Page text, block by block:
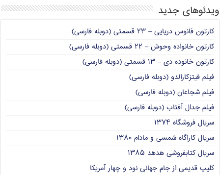
ویدئوهای جدید
کارتون فانوس دریایی – ۲۳ قسمتی (دوبله فارسی)
کارتون خانواده وحوش – ۲۲ قسمتی (دوبله فارسی)
کارتون خانوده دی – ۱۳ قسمتی (دوبله فارسی)
فیلم فیتزکارالدو (دوبله فارسی)
فیلم شجاعان (دوبله فارسی)
فیلم جدال آفتاب (دوبله فارسی)
سریال فروشگاه ۱۳۷۴
سریال کاراگاه شمسی و مادام ۱۳۸۰
سریال کتابفروشی هدهد ۱۳۸۵
کلیپ قدیمی از جام جهانی نود و چهار آمریکا